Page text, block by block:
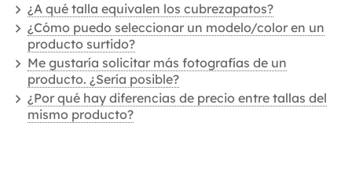
¿A qué talla equivalen los cubrezapatos?
¿Cómo puedo seleccionar un modelo/color en un
producto surtido?
Me gustaría solicitar más fotografías de un
producto. ¿Sería posible?
¿Por qué hay diferencias de precio entre tallas del
mismo producto?